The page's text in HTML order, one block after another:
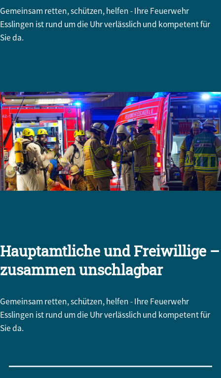
Gemeinsam retten, schützen, helfen - Ihre Feuerwehr
Esslingen ist rund um die Uhr verlässlich und kompetent für
Sie da.
Hauptamtliche und Freiwillige –
zusammen unschlagbar
Gemeinsam retten, schützen, helfen - Ihre Feuerwehr
Esslingen ist rund um die Uhr verlässlich und kompetent für
Sie da.
Startseite Stadt und Politik Feuerwehr